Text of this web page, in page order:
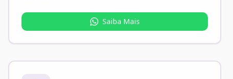
Saiba Mais